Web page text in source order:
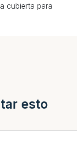
cubierta para
esto